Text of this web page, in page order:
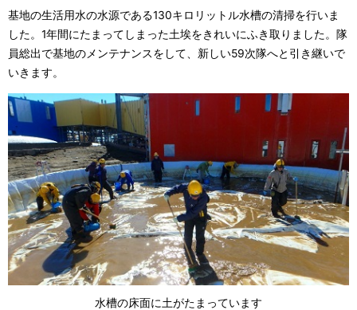
基地の生活用水の水源である130キロリットル水槽の清掃を行いま
した。1年間にたまってしまった土埃をきれいにふき取りました。隊
員総出で基地のメンテナンスをして、新しい59次隊へと引き継いで
いきます。
水槽の床面に土がたまっています